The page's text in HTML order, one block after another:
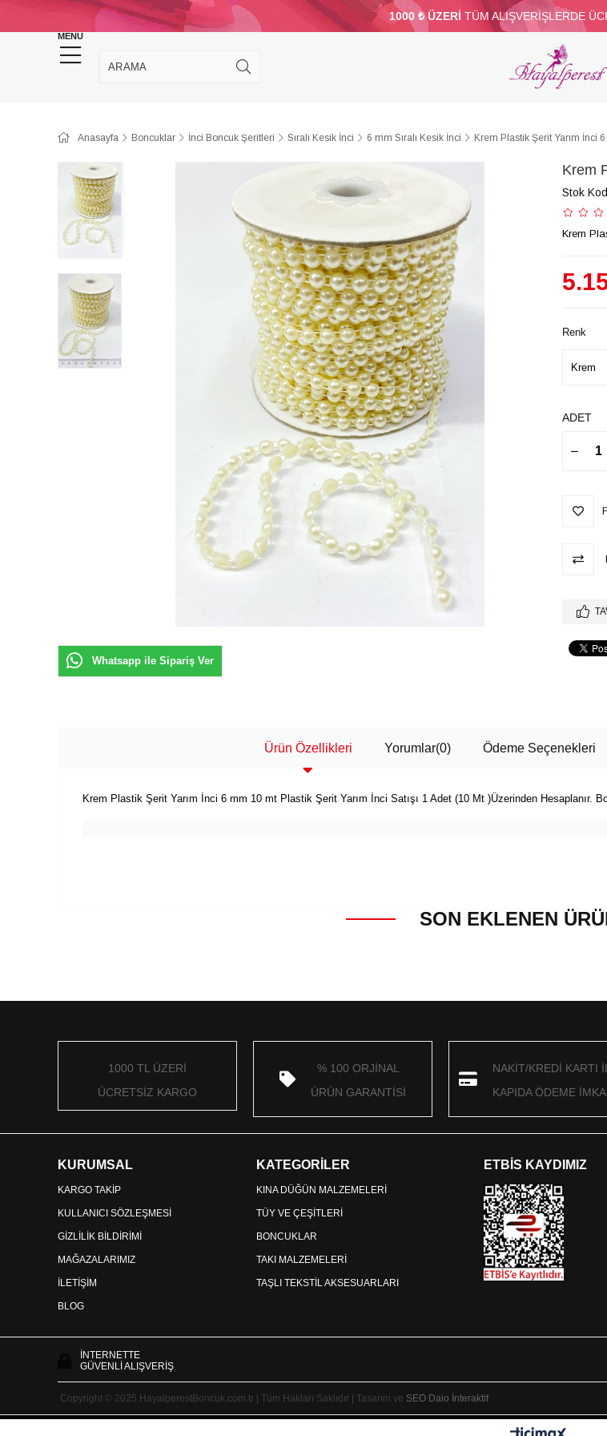
1000 ₺ ÜZERİ TÜM ALIŞVERİŞLERDE
MENU
KINA DÜĞÜN MALZEMELERİ TAKI MALZEMELERİ PARTİ VE SÜS MALZEMELERİ
TOPTAN DİĞER
Anasayfa Boncuklar İnci Boncuk Şeritleri Sıralı Kesik İnci 6 mm Sıralı Kesik İnci Krem Plastik Şerit Yarım İnci
Whatsapp ile Sipariş Ver
Krem
Stok
Krem
Renk
ADET
Ürün Özellikleri Yorumlar(0) Ödeme Seçenekleri
Krem Plastik Şerit Yarım İnci 6 mm 10 mt Plastik Şerit Yarım İnci Satışı 1 Adet (10 Mt )Üzerinden Hesaplanır.
SON EKLENEN
1000 TL ÜZERİ
ÜCRETSİZ KARGO
% 100 ORJİNAL
ÜRÜN GARANTİSİ
NAKİT/KREDİ KARTI
KAPIDA ÖDEME
KURUMSAL
KARGO TAKİP
KULLANICI SÖZLEŞMESİ
GİZLİLİK BİLDİRİMİ
MAĞAZALARIMIZ
İLETİŞİM
BLOG
KATEGORİLER
KINA DÜĞÜN MALZEMELERİ
TÜY VE ÇEŞİTLERİ
BONCUKLAR
TAKI MALZEMELERİ
TAŞLI TEKSTİL AKSESUARLARI
ETBİS KAYDIMIZ
İNTERNETTE
GÜVENLİ ALIŞVERİŞ
Copyright © 2025 HayalperestBoncuk.com.tr | Tüm Hakları Saklıdır | Tasarım ve SEO Daio İnteraktif